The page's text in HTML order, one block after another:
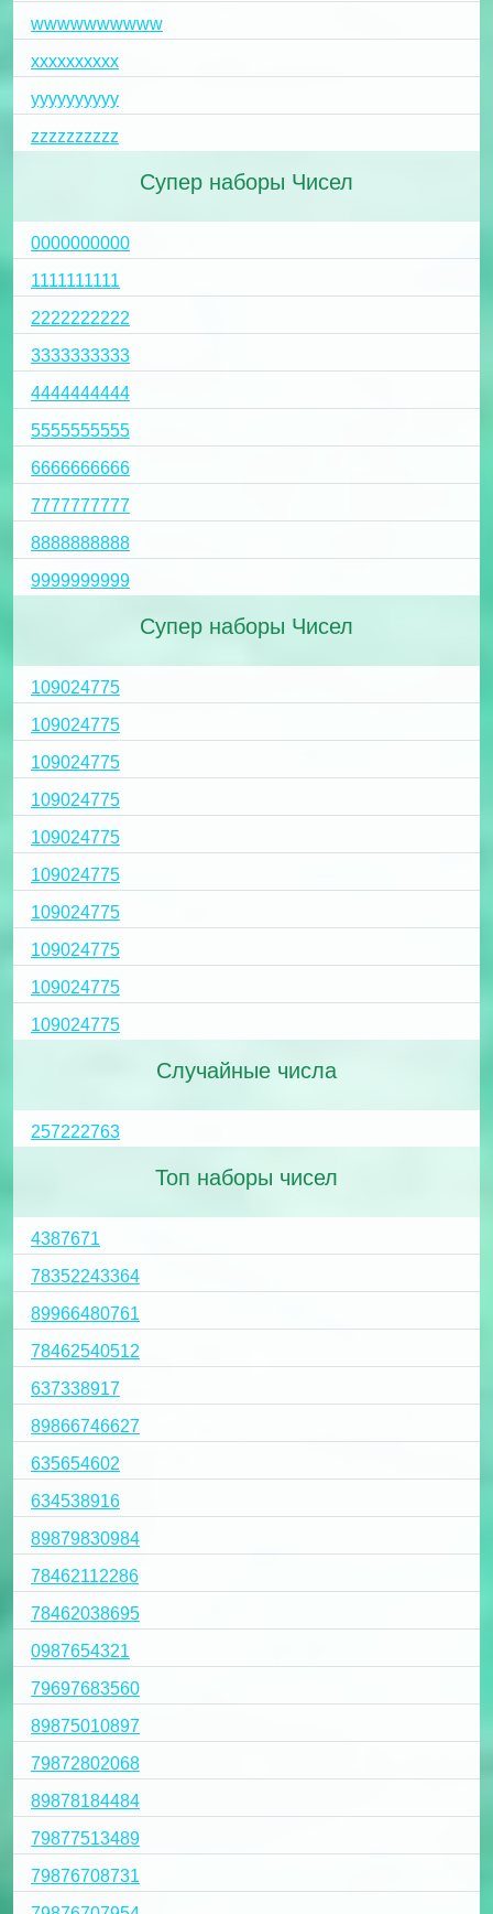
wwwwwwwwww
xxxxxxxxxx
yyyyyyyyyy
zzzzzzzzzz
Супер наборы Чисел
0000000000
1111111111
2222222222
3333333333
4444444444
5555555555
6666666666
7777777777
8888888888
9999999999
Супер наборы Чисел
109024775
109024775
109024775
109024775
109024775
109024775
109024775
109024775
109024775
109024775
Случайные числа
257222763
Топ наборы чисел
4387671
78352243364
89966480761
78462540512
637338917
89866746627
635654602
634538916
89879830984
78462112286
78462038695
0987654321
79697683560
89875010897
79872802068
89878184484
79877513489
79876708731